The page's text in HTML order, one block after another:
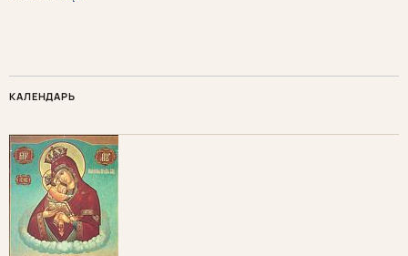
КАЛЕНДАРЬ